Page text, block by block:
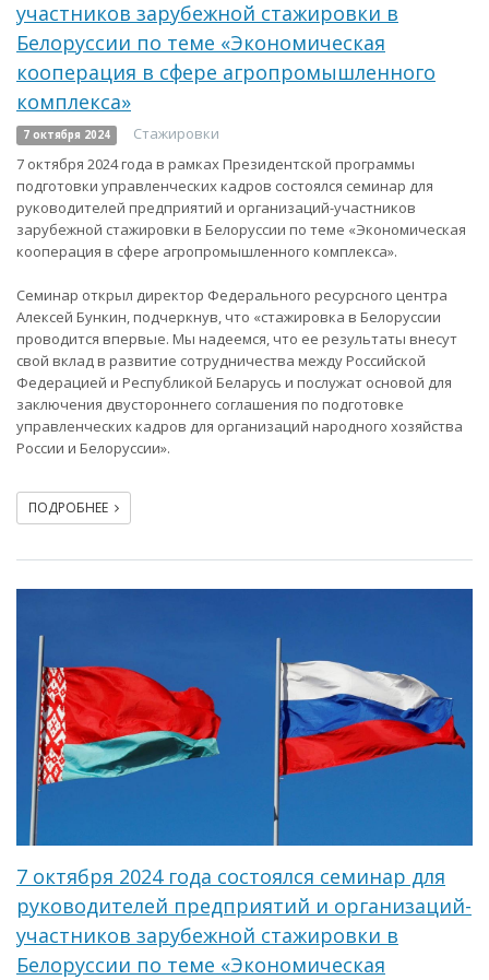
участников зарубежной стажировки в
Белоруссии по теме «Экономическая
кооперация в сфере агропромышленного
комплекса»
7 октября 2024
Стажировки
7 октября 2024 года в рамках Президентской программы
подготовки управленческих кадров состоялся семинар для
руководителей предприятий и организаций-участников
зарубежной стажировки в Белоруссии по теме «Экономическая
кооперация в сфере агропромышленного комплекса».
Семинар открыл директор Федерального ресурсного центра
Алексей Бункин, подчеркнув, что «стажировка в Белоруссии
проводится впервые. Мы надеемся, что ее результаты внесут
свой вклад в развитие сотрудничества между Российской
Федерацией и Республикой Беларусь и послужат основой для
заключения двустороннего соглашения по подготовке
управленческих кадров для организаций народного хозяйства
России и Белоруссии».
ПОДРОБНЕЕ
7 октября 2024 года состоялся семинар для
руководителей предприятий и организаций-
участников зарубежной стажировки в
Белоруссии по теме «Экономическая